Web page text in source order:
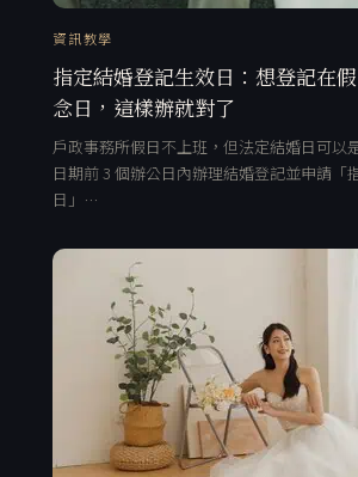
資訊教學
指定結婚登記生效日：想登記在
念日，這樣辦就對了
戶政事務所假日不上班，但法定結婚日可以
日期前 3 個辦公日內辦理結婚登記並申請「
日」…